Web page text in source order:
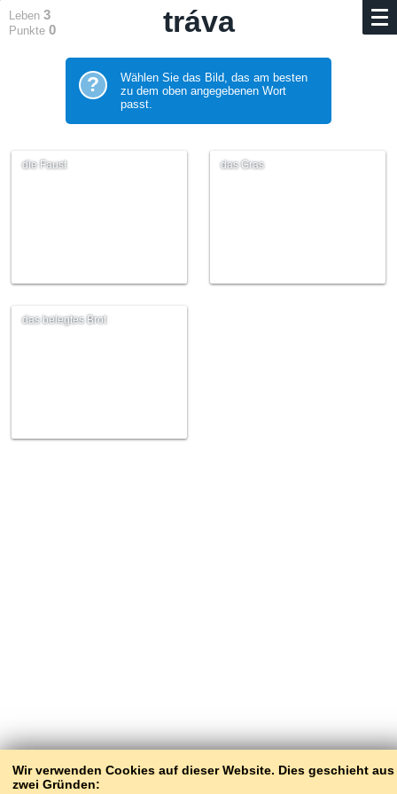
Wir verwenden Cookies auf dieser Website. Dies geschieht aus
zwei Gründen:
Leben 3
Punkte 0 tráva
?
Wählen Sie das Bild, das am besten
zu dem oben angegebenen Wort
passt.
die Faust das Gras
das belegtes Brot